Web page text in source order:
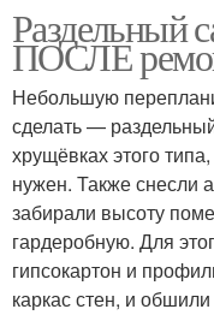
Раздельный
ПОСЛЕ
Небольшую
сделать —
хрущёвках этого
нужен. Также снесли
забирали высоту
гардеробную. Для
гипсокартон и
каркас стен, и